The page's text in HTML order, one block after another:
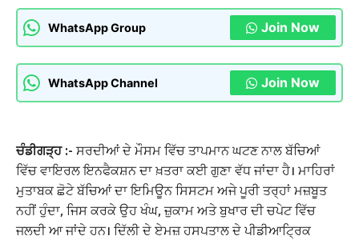
WhatsApp Group Join Now
WhatsApp Channel Join Now
ਚੰਡੀਗੜ੍ਹ :- ਸਰਦੀਆਂ ਦੇ ਮੌਸਮ ਵਿੱਚ ਤਾਪਮਾਨ ਘਟਣ ਨਾਲ ਬੱਚਿਆਂ
ਵਿੱਚ ਵਾਇਰਲ ਇਨਫੈਕਸ਼ਨ ਦਾ ਖ਼ਤਰਾ ਕਈ ਗੁਣਾ ਵੱਧ ਜਾਂਦਾ ਹੈ। ਮਾਹਿਰਾਂ
ਮੁਤਾਬਕ ਛੋਟੇ ਬੱਚਿਆਂ ਦਾ ਇਮਿਊਨ ਸਿਸਟਮ ਅਜੇ ਪੂਰੀ ਤਰ੍ਹਾਂ ਮਜ਼ਬੂਤ
ਨਹੀਂ ਹੁੰਦਾ, ਜਿਸ ਕਰਕੇ ਉਹ ਖੰਘ, ਜ਼ੁਕਾਮ ਅਤੇ ਬੁਖਾਰ ਦੀ ਚਪੇਟ ਵਿੱਚ
ਜਲਦੀ ਆ ਜਾਂਦੇ ਹਨ। ਦਿੱਲੀ ਦੇ ਏਮਜ਼ ਹਸਪਤਾਲ ਦੇ ਪੀਡੀਆਟ੍ਰਿਕ